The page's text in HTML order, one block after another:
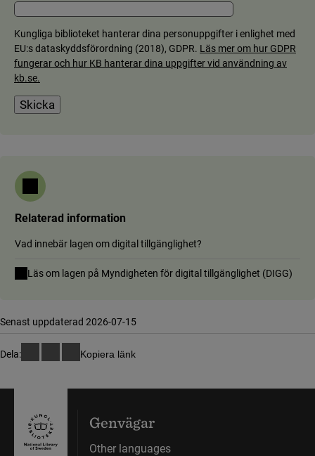
Kungliga biblioteket hanterar dina personuppgifter i enlighet med
EU:s dataskyddsförordning (2018), GDPR. Läs mer om hur GDPR
fungerar och hur KB hanterar dina uppgifter vid användning av
kb.se.
Relaterad information
Vad innebär lagen om digital tillgänglighet?
Läs om lagen på Myndigheten för digital tillgänglighet (DIGG)
Senast uppdaterad 2026-07-15
Dela: Kopiera länk
Genvägar
Other languages